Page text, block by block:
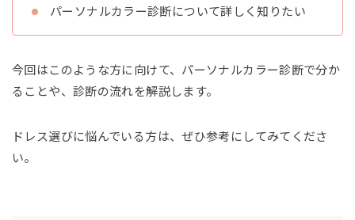
パーソナルカラー診断について詳しく知りたい
今回はこのような方に向けて、パーソナルカラー診断で分か
ることや、診断の流れを解説します。
ドレス選びに悩んでいる方は、ぜひ参考にしてみてくださ
い。